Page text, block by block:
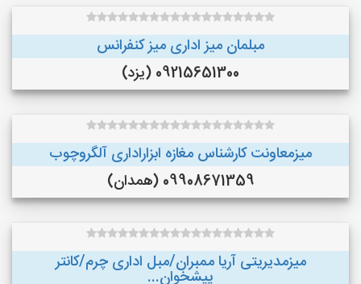
مبلمان میز اداری میز کنفرانس
09215651300 (یزد)
میزمعاونت کارشناس مغازه ابزاراداری آلگروچوب
09908671359 (همدان)
میزمدیریتی آریا ممبران/مبل اداری چرم/کانتر
پیشخوان...